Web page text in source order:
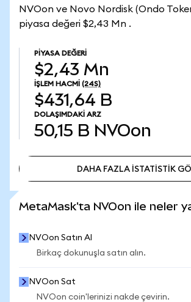
NVOon ve Novo Nordisk (Ondo
piyasa değeri $2,43 Mn .
PIYASA DEĞERI
$2,43 Mn
İŞLEM HACMI (24S)
$431,64 B
DOLAŞIMDAKI ARZ
50,15 B NVOon
DAHA FAZLA İSTATİSTİK
MetaMask'ta NVOon ile neler
NVOon Satın Al
Birkaç dokunuşla satın alın.
NVOon Sat
NVOon coin'lerinizi nakde çevirin.